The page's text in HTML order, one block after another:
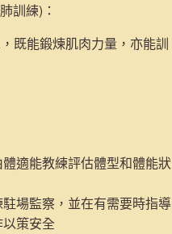
訓練) ：
既能鍛煉肌肉力量，亦能訓
適能教練評估體型和體能狀
場監察，並在有需要時指導
策安全